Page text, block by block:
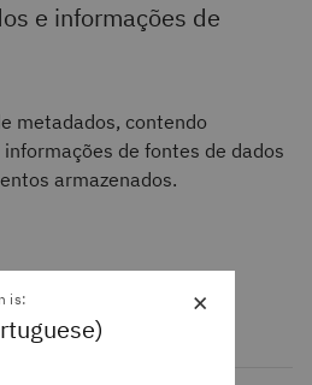
e informações de
metadados, contendo
de fontes de dados
armazenados.
×
is: